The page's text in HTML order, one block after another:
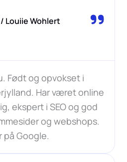
Louiie Wohlert
Født og opvokset i
Har været online
ekspert i SEO og god
og webshops.
på Google.